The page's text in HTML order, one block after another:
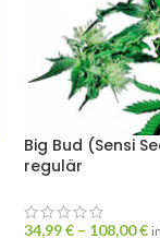
Big Bud (Sensi
regulär
34,99€ – 108,00€